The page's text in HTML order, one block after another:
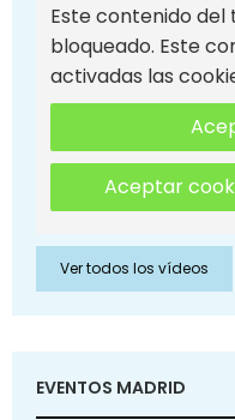
Este contenido del
bloqueado. Este
activadas las
Aceptar
Ver todos los vídeos
EVENTOS MADRID